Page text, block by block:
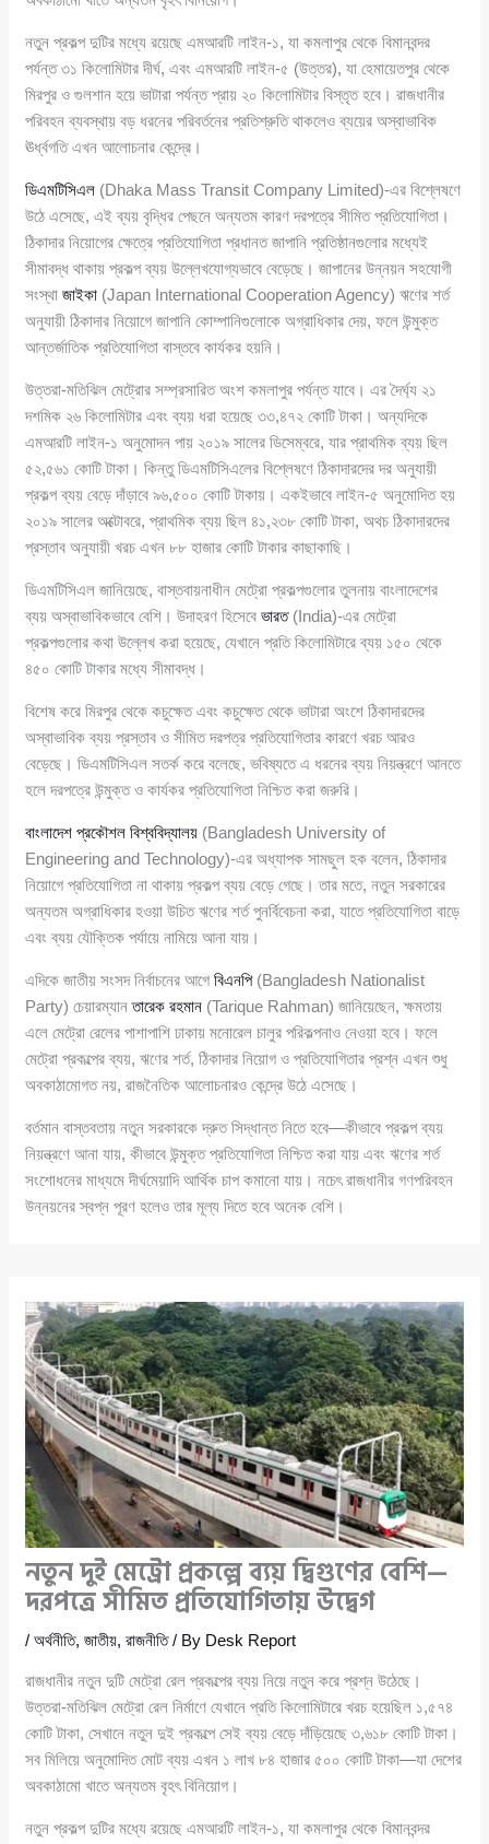
নতুন প্রকল্প দুটির মধ্যে রয়েছে এমআরটি লাইন-১, যা কমলাপুর থেকে বিমানবন্দর
পর্যন্ত ৩১ কিলোমিটার দীর্ঘ, এবং এমআরটি লাইন-৫ (উত্তর), যা হেমায়েতপুর থেকে
মিরপুর ও গুলশান হয়ে ভাটারা পর্যন্ত প্রায় ২০ কিলোমিটার বিস্তৃত হবে। রাজধানীর
পরিবহন ব্যবস্থায় বড় ধরনের পরিবর্তনের প্রতিশ্রুতি থাকলেও ব্যয়ের অস্বাভাবিক
ঊর্ধ্বগতি এখন আলোচনার কেন্দ্রে।
ডিএমটিসিএল (Dhaka Mass Transit Company Limited)-এর বিশ্লেষণে
উঠে এসেছে, এই ব্যয় বৃদ্ধির পেছনে অন্যতম কারণ দরপত্রে সীমিত প্রতিযোগিতা।
ঠিকাদার নিয়োগের ক্ষেত্রে প্রতিযোগিতা প্রধানত জাপানি প্রতিষ্ঠানগুলোর মধ্যেই
সীমাবদ্ধ থাকায় প্রকল্প ব্যয় উল্লেখযোগ্যভাবে বেড়েছে। জাপানের উন্নয়ন সহযোগী
সংস্থাজাইকা (Japan International Cooperation Agency) ঋণের শর্ত
অনুযায়ী ঠিকাদার নিয়োগে জাপানি কোম্পানিগুলোকে অগ্রাধিকার দেয়, ফলে উন্মুক্ত
আন্তর্জাতিক প্রতিযোগিতা বাস্তবে কার্যকর হয়নি।
উত্তরা-মতিঝিল মেট্রোর সম্প্রসারিত অংশ কমলাপুর পর্যন্ত যাবে। এর দৈর্ঘ্য ২১
দশমিক ২৬ কিলোমিটার এবং ব্যয় ধরা হয়েছে ৩৩,৪৭২ কোটি টাকা। অন্যদিকে
এমআরটি লাইন-১ অনুমোদন পায় ২০১৯ সালের ডিসেম্বরে, যার প্রাথমিক ব্যয় ছিল
৫২,৫৬১ কোটি টাকা। কিন্তু ডিএমটিসিএলের বিশ্লেষণে ঠিকাদারদের দর অনুযায়ী
প্রকল্প ব্যয় বেড়ে দাঁড়াবে ৯৬,৫০০ কোটি টাকায়। একইভাবে লাইন-৫ অনুমোদিত হয়
২০১৯ সালের অক্টোবরে, প্রাথমিক ব্যয় ছিল ৪১,২৩৮ কোটি টাকা, অথচ ঠিকাদারদের
প্রস্তাব অনুযায়ী খরচ এখন ৮৮ হাজার কোটি টাকার কাছাকাছি।
ডিএমটিসিএল জানিয়েছে, বাস্তবায়নাধীন মেট্রো প্রকল্পগুলোর তুলনায় বাংলাদেশের
ব্যয় অস্বাভাবিকভাবে বেশি। উদাহরণ হিসেবেভারত(India)-এর মেট্রো
প্রকল্পগুলোর কথা উল্লেখ করা হয়েছে, যেখানে প্রতি কিলোমিটারে ব্যয় ১৫০ থেকে
৪৫০ কোটি টাকার মধ্যে সীমাবদ্ধ।
বিশেষ করে মিরপুর থেকে কচুক্ষেত এবং কচুক্ষেত থেকে ভাটারা অংশে ঠিকাদারদের
অস্বাভাবিক ব্যয় প্রস্তাব ও সীমিত দরপত্র প্রতিযোগিতার কারণে খরচ আরও
বেড়েছে। ডিএমটিসিএল সতর্ক করে বলেছে, ভবিষ্যতে এ ধরনের ব্যয় নিয়ন্ত্রণে আনতে
হলে দরপত্রে উন্মুক্ত ও কার্যকর প্রতিযোগিতা নিশ্চিত করা জরুরি।
বাংলাদেশ প্রকৌশল বিশ্ববিদ্যালয় (Bangladesh University of
Engineering and Technology)-এর অধ্যাপক সামছুল হক বলেন, ঠিকাদার
নিয়োগে প্রতিযোগিতা না থাকায় প্রকল্প ব্যয় বেড়ে গেছে। তার মতে, নতুন সরকারের
অন্যতম অগ্রাধিকার হওয়া উচিত ঋণের শর্ত পুনর্বিবেচনা করা, যাতে প্রতিযোগিতা বাড়ে
এবং ব্যয় যৌক্তিক পর্যায়ে নামিয়ে আনা যায়।
এদিকে জাতীয় সংসদ নির্বাচনের আগেবিএনপি(Bangladesh Nationalist
Party) চেয়ারম্যানতারেক রহমান (Tarique Rahman) জানিয়েছেন, ক্ষমতায়
এলে মেট্রো রেলের পাশাপাশি ঢাকায় মনোরেল চালুর পরিকল্পনাও নেওয়া হবে। ফলে
মেট্রো প্রকল্পের ব্যয়, ঋণের শর্ত, ঠিকাদার নিয়োগ ও প্রতিযোগিতার প্রশ্ন এখন শুধু
অবকাঠামোগত নয়, রাজনৈতিক আলোচনারও কেন্দ্রে উঠে এসেছে।
বর্তমান বাস্তবতায় নতুন সরকারকে দ্রুত সিদ্ধান্ত নিতে হবে—কীভাবে প্রকল্প ব্যয়
নিয়ন্ত্রণে আনা যায়, কীভাবে উন্মুক্ত প্রতিযোগিতা নিশ্চিত করা যায় এবং ঋণের শর্ত
সংশোধনের মাধ্যমে দীর্ঘমেয়াদি আর্থিক চাপ কমানো যায়। নচেৎ রাজধানীর গণপরিবহন
উন্নয়নের স্বপ্ন পূরণ হলেও তার মূল্য দিতে হবে অনেক বেশি।
নতুন দুই মেট্রো প্রকল্পে ব্যয় দ্বিগুণের বেশি—
দরপত্রে সীমিত প্রতিযোগিতায় উদ্বেগ
/অর্থনীতি,জাতীয়,রাজনীতি/ By Desk Report
রাজধানীর নতুন দুটি মেট্রো রেল প্রকল্পের ব্যয় নিয়ে নতুন করে প্রশ্ন উঠেছে।
উত্তরা-মতিঝিল মেট্রো রেল নির্মাণে যেখানে প্রতি কিলোমিটারে খরচ হয়েছিল ১,৫৭৪
কোটি টাকা, সেখানে নতুন দুই প্রকল্পে সেই ব্যয় বেড়ে দাঁড়িয়েছে ৩,৬১৮ কোটি টাকা।
সব মিলিয়ে অনুমোদিত মোট ব্যয় এখন ১ লাখ ৮৪ হাজার ৫০০ কোটি টাকা—যা দেশের
অবকাঠামো খাতে অন্যতম বৃহৎ বিনিয়োগ।
নতুন প্রকল্প দুটির মধ্যে রয়েছে এমআরটি লাইন-১, যা কমলাপুর থেকে বিমানবন্দর